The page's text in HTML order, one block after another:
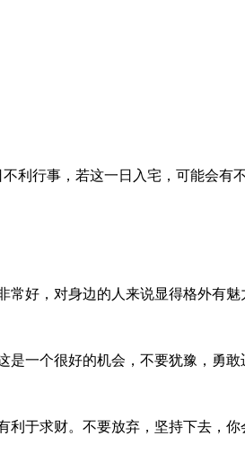
利行事，若这一日入宅，可能会有
好，对身边的人来说显得格外有
一个很好的机会，不要犹豫，勇敢
于求财。不要放弃，坚持下去，你